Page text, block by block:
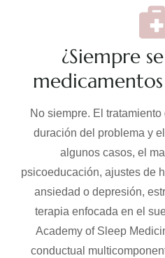
¿Siempre
No siempre. El
duración del problema y
algunos casos, el
psicoeducación, ajustes de
ansiedad o depresión,
terapia enfocada en el
Academy of Sleep
conductual